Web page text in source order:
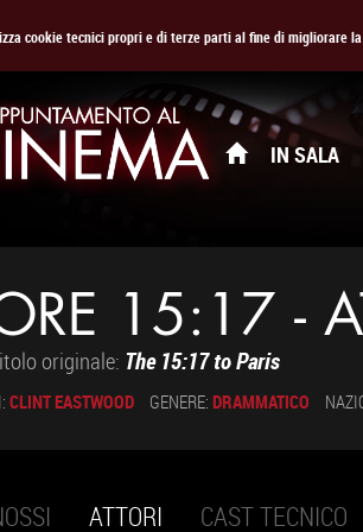
cookie tecnici propri e di terze parti al fine di migliorare
IN SALA
15:17 -
originale: The 15:17 to Paris
CLINT EASTWOOD GENERE: DRAMMATICO
ATTORI (SCHEDA
CAST TECNICO